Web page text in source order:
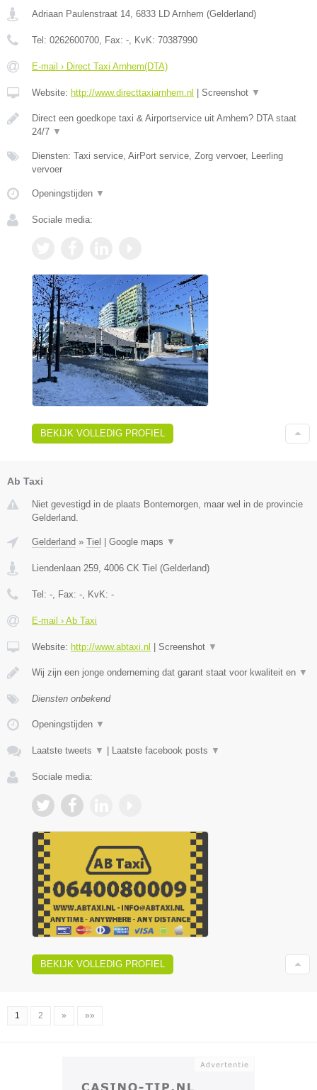
Adriaan Paulenstraat 14 6833 LD Arnhem (Gelderland)
Tel: 0262600700 , Fax: - , KvK: 70387990
E-mail › Direct Taxi Arnhem(DTA)
Website: http://www.directtaxiarnhem.nl | Screenshot ▼
Direct een goedkope taxi & Airportservice uit Arnhem? DTA staat
24/7 ▼
Diensten: Taxi service, AirPort service, Zorg vervoer, Leerling
vervoer
Openingstijden ▼
Sociale media:
BEKIJK VOLLEDIG PROFIEL
Ab Taxi
Niet gevestigd in de plaats Bontemorgen, maar wel in de provincie
Gelderland.
Gelderland » Tiel Google maps ▼
Liendenlaan 259, 4006 CK Tiel (Gelderland)
Tel: -, Fax: -, KvK: -
E-mail › Ab Taxi
Website: http://www.abtaxi.nl Screenshot ▼
Wij zijn een jonge onderneming dat garant staat voor kwaliteit en ▼
Diensten onbekend
Openingstijden ▼
Laatste tweets ▼ Laatste facebook posts ▼
Sociale media:
BEKIJK VOLLEDIG PROFIEL
1 2 » »»